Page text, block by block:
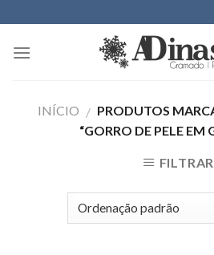
to
content
INÍCIO / PRODUTOS
“GORRO DE PELE EM
FILTRAR